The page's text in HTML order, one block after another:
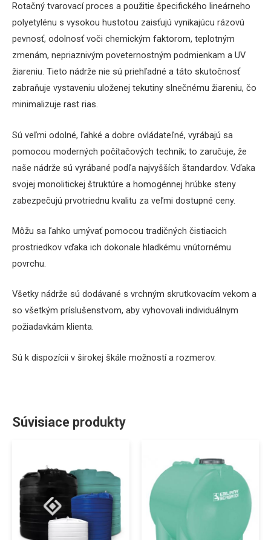
Rotačný tvarovací proces a použitie špecifického lineárneho
polyetylénu s vysokou hustotou zaisťujú vynikajúcu rázovú
pevnosť, odolnosť voči chemickým faktorom, teplotným
zmenám, nepriaznivým poveternostným podmienkam a UV
žiareniu. Tieto nádrže nie sú priehľadné a táto skutočnosť
zabraňuje vystaveniu uloženej tekutiny slnečnému žiareniu, čo
minimalizuje rast rias.
Sú veľmi odolné, ľahké a dobre ovládateľné, vyrábajú sa
pomocou moderných počítačových techník; to zaručuje, že
naše nádrže sú vyrábané podľa najvyšších štandardov. Vďaka
svojej monolitickej štruktúre a homogénnej hrúbke steny
zabezpečujú prvotriednu kvalitu za veľmi dostupné ceny.
Môžu sa ľahko umývať pomocou tradičných čistiacich
prostriedkov vďaka ich dokonale hladkému vnútornému
povrchu.
Všetky nádrže sú dodávané s vrchným skrutkovacím vekom a
so všetkým príslušenstvom, aby vyhovovali individuálnym
požiadavkám klienta.
Sú k dispozícii v širokej škále možností a rozmerov.
Súvisiace produkty